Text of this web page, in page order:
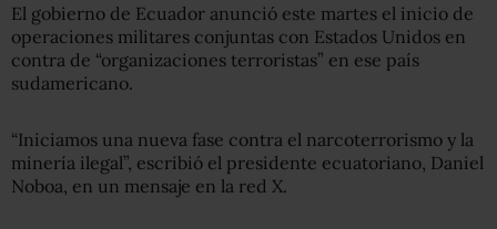
El gobierno de Ecuador anunció este martes el inicio de
operaciones militares conjuntas con Estados Unidos en
contra de “organizaciones terroristas” en ese país
sudamericano.
“Iniciamos una nueva fase contra el narcoterrorismo y la
minería ilegal”, escribió el presidente ecuatoriano, Daniel
Noboa, en un mensaje en la red X.